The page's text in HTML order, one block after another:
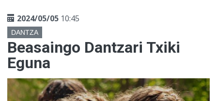
2024/05/05 10:45
DANTZA
Beasaingo Dantzari Txiki
Eguna